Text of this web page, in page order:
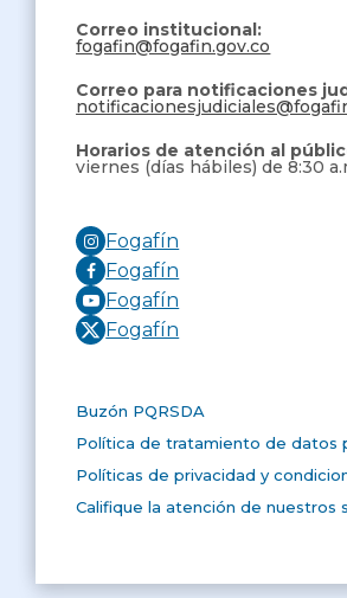
Correo institucional:
fogafin@fogafin.gov.co
Correo para notificaciones
Horarios de atención al
viernes (días hábiles) de 8:30
Fogafín
Fogafín
Fogafín
Fogafín
Buzón PQRSDA
Política de tratamiento de datos
Políticas de privacidad y
Califique la atención de nuestros